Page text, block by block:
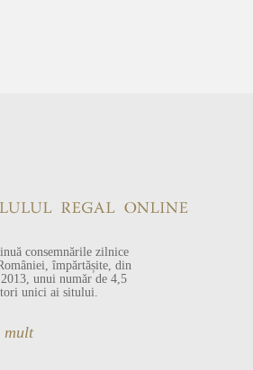
consemnările zilnice
împărtășite, din
unui număr de 4,5
unici ai sitului.
mult